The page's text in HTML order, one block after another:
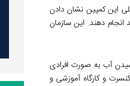
این کمپین نشان دادن
انجام دهند. این سازمان
آب به صورت افرادی
و کارگاه آموزشی و